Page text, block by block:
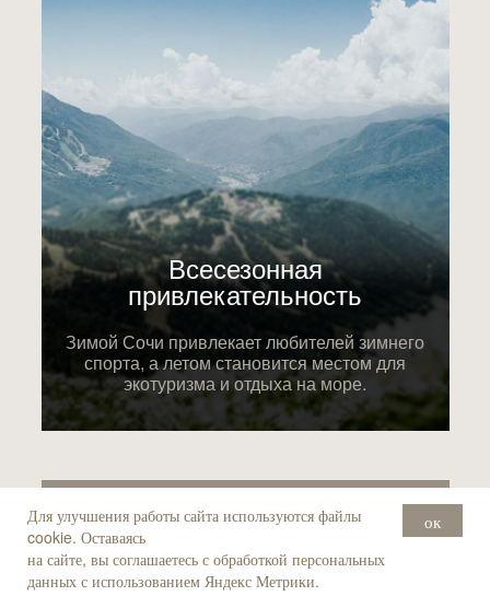
Для улучшения работы сайта используются файлы
cookie. Оставаясь
на сайте, вы соглашаетесь с обработкой персональных
данных с использованием Яндекс Метрики.
ок
Зимой Сочи привлекает любителей зимнего
спорта, а летом становится местом для
экотуризма и отдыха на море.
Всесезонная
привлекательность
Участвуйте в закрытом
старте продаж!